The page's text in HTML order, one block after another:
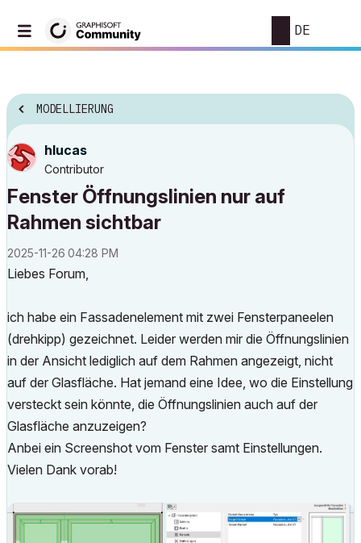
DE
MODELLIERUNG
hlucas
Contributor
Fenster Öffnungslinien nur auf
Rahmen sichtbar
‎2025-11-26 04:28 PM
Liebes Forum,
ich habe ein Fassadenelement mit zwei Fensterpaneelen
(drehkipp) gezeichnet. Leider werden mir die Öffnungslinien
in der Ansicht lediglich auf dem Rahmen angezeigt, nicht
auf der Glasfläche. Hat jemand eine Idee, wo die Einstellung
versteckt sein könnte, die Öffnungslinien auch auf der
Glasfläche anzuzeigen?
Anbei ein Screenshot vom Fenster samt Einstellungen.
Vielen Dank vorab!